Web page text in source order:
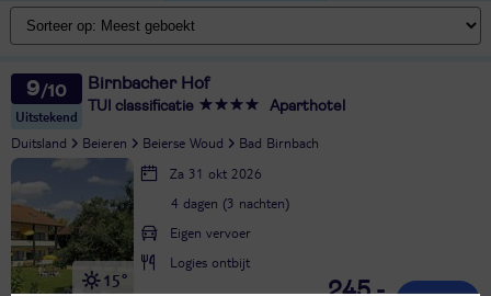
9
Uitstekend
Birnbacher Hof
TUI classificatie Aparthotel
Duitsland Beieren Beierse Woud Bad Birnbach
15°
Za 31 okt 2026
4 dagen (3 nachten)
Eigen vervoer
Logies ontbijt
245,-